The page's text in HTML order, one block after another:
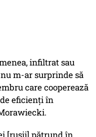
infiltrat sau
m-ar surprinde să
care cooperează
eficienți în